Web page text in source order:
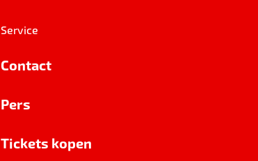
Service
Contact
Pers
Tickets kopen